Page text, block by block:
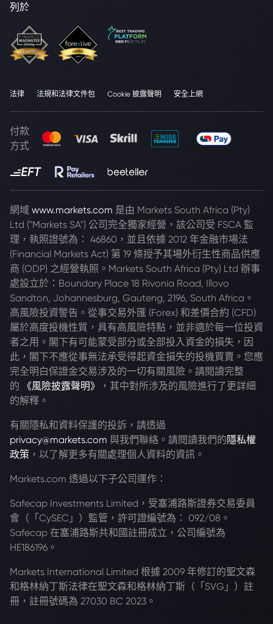
列於
法律 法規和法律文件包 Cookie 披露聲明 安全上網
付款
方式
網域 www.markets.com 是由 Markets South Africa (Pty)
Ltd ("Markets SA") 公司完全獨家經營，該公司受 FSCA 監
理，執照證號為： 46860，並且依據 2012 年金融市場法
(Financial Markets Act) 第 19 條授予其場外衍生性商品供應
商 (ODP) 之經營執照。Markets South Africa (Pty) Ltd 辦事
處設立於：Boundary Place 18 Rivonia Road, Illovo
Sandton, Johannesburg, Gauteng, 2196, South Africa。
高風險投資警告。從事交易外匯 (Forex) 和差價合約 (CFD)
屬於高度投機性質，具有高風險特點，並非適於每一位投資
者之用。閣下有可能蒙受部分或全部投入資金的損失，因
此，閣下不應從事無法承受得起資金損失的投機買賣。您應
完全明白保證金交易涉及的一切有關風險。請閱讀完整
的
《風險披露聲明》
，其中對所涉及的風險進行了更詳細
的解釋。
有關隱私和資料保護的投訴，請透過
privacy@markets.com 與我們聯絡。請閱讀我們的 隱私權
政策 ，以了解更多有關處理個人資料的資訊。
Markets.com 透過以下子公司運作：
Safecap Investments Limited，受塞浦路斯證券交易委員
會（「CySEC」）監管，許可證編號為： 092/08。
Safecap 在塞浦路斯共和國註冊成立，公司編號為
HE186196。
Markets International Limited 根據 2009 年修訂的聖文森
和格林納丁斯法律在聖文森和格林納丁斯（「SVG」）註
冊，註冊號碼為 27030 BC 2023。